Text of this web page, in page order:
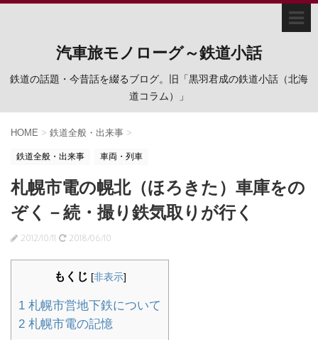
汽車旅モノローグ～鉄道小話
鉄道の話題・今昔話を綴るブログ。旧「黒羽君成の鉄道小話（北海
道コラム）」
HOME > 鉄道全般・出来事 >
鉄道全般・出来事 車両・列車
札幌市電の幌北（ほろきた）車庫をの
ぞく－続・撮り鉄気取りが行く
2012/10/11 2018/06/10
もくじ [非表示]
1 札幌市営地下鉄について
2 札幌市電の記憶